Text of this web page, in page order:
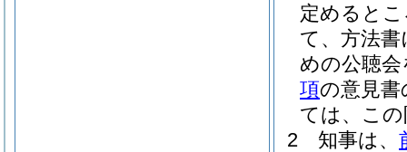
定めると
て、方法
めの公聴
項の意見
ては、こ
2
知事は、